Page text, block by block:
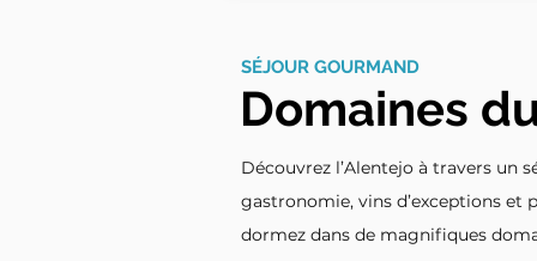
Domaines
SÉJOUR GOURMAND
Découvrez l’Alentejo à travers un
gastronomie, vins d’exceptions et
dormez dans de magnifiques